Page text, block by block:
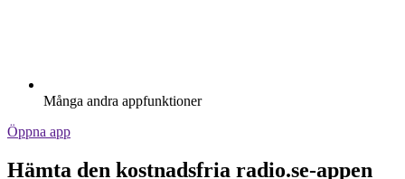
Många andra appfunktioner
Öppna app
Hämta den kostnadsfria radio.se-appen